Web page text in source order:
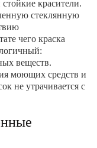
красители.
стеклянную
чего краска
веществ.
моющих средств и
не утрачивается с